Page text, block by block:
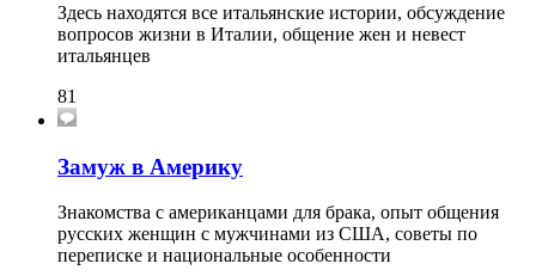
Здесь находятся все итальянские истории, обсуждение
вопросов жизни в Италии, общение жен и невест
итальянцев
81
Замуж в Америку
Знакомства с американцами для брака, опыт общения
русских женщин с мужчинами из США, советы по
переписке и национальные особенности